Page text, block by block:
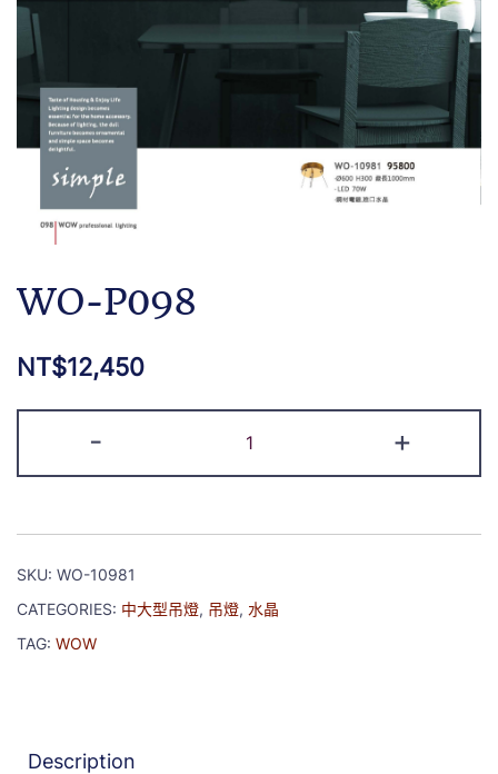
WO-P098
NT$12,450
- +
SKU: WO-10981
CATEGORIES: 中大型吊燈, 吊燈, 水晶
TAG: WOW
Description